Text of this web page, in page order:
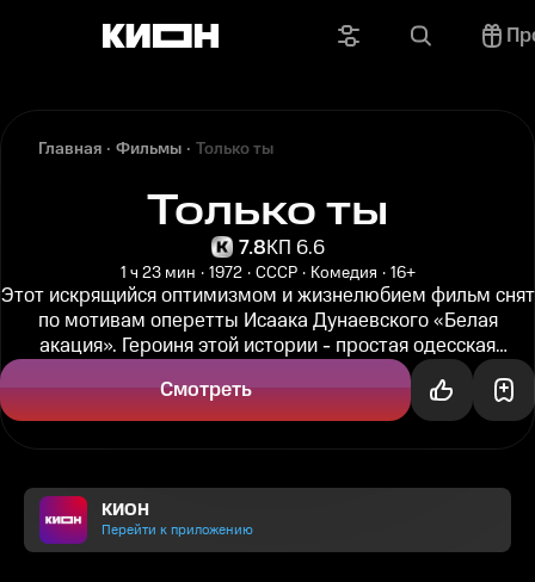
Главная Фильмы Только ты
Только ты
7.8КП 6.6
1 ч 23 мин 1972 СССР Комедия 16+
Этот искрящийся оптимизмом и жизнелюбием фильм снят
по мотивам оперетты Исаака Дунаевского «Белая
акация». Героиня этой истории - простая одесская
Смотреть
КИОН
Перейти к приложению